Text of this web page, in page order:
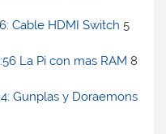
Cable HDMI Switch 5
La Pi con mas RAM 8
Gunplas y Doraemons